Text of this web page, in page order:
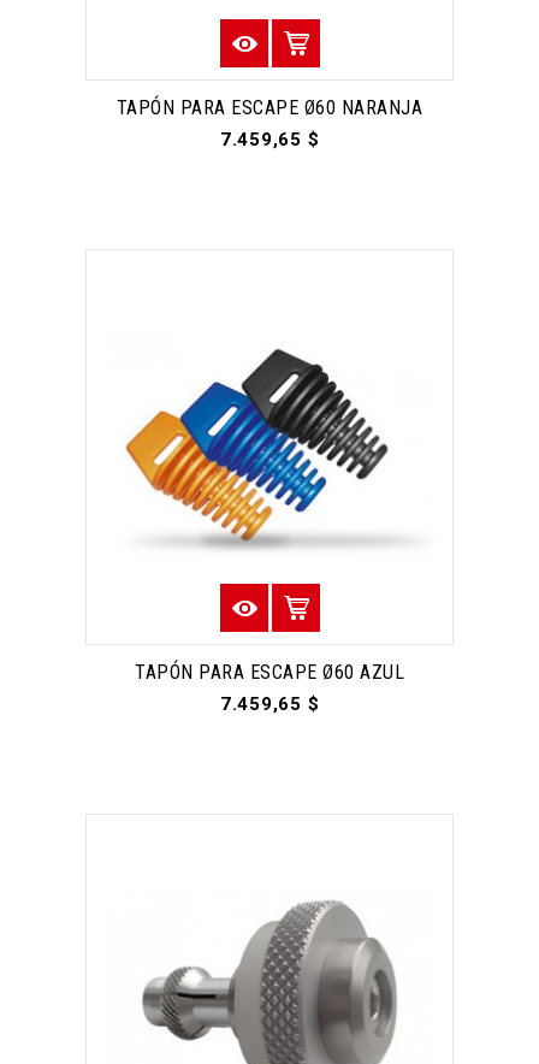
TAPÓN PARA ESCAPE Ø60 NARANJA
7.459,65 $
TAPÓN PARA ESCAPE Ø60 AZUL
7.459,65 $